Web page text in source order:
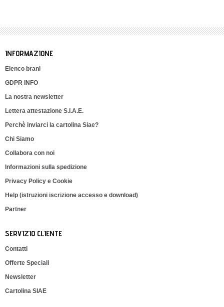
INFORMAZIONE
Elenco brani
GDPR INFO
La nostra newsletter
Lettera attestazione S.I.A.E.
Perchè inviarci la cartolina Siae?
Chi Siamo
Collabora con noi
Informazioni sulla spedizione
Privacy Policy e Cookie
Help (istruzioni iscrizione accesso e download)
Partner
SERVIZIO CLIENTE
Contatti
Offerte Speciali
Newsletter
Cartolina SIAE